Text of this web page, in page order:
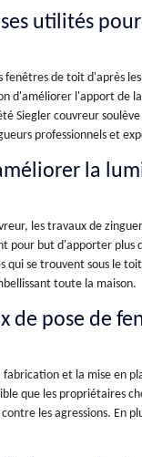
utilités
de toit d'après
d'améliorer l'apport de
Siegler couvreur
professionnels et
la
les travaux de
pour but d'apporter
se trouvent sous le
toute la maison.
de pose de
et la mise en
que les propriétaires
les agressions. En